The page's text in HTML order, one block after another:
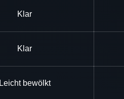
Klar
Klar
Leicht bewölkt